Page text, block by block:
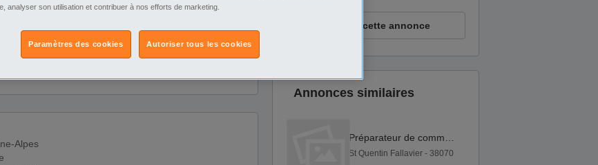
Alpes
Signaler cette annonce
Annonces similaires
St Quentin Fallavier - 38070
analyser son utilisation et contribuer à nos efforts de marketing.
Autoriser tous les cookies
Paramètres des cookies